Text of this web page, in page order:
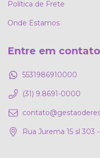
Política de Frete
Onde Estamos
Entre em contato
5531986910000
(31) 9.8691-0000
Rua Jurema 15 sl